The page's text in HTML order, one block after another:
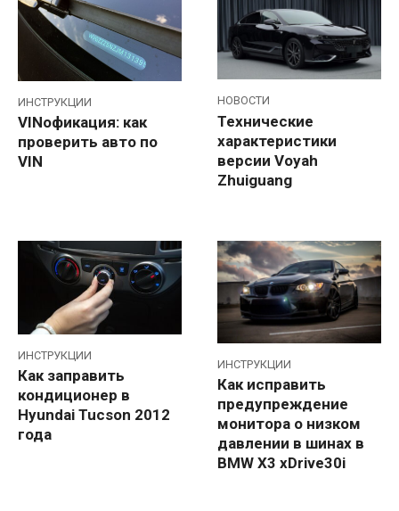
ИНСТРУКЦИИ
VINофикация: как
проверить авто по
VIN
НОВОСТИ
Технические
характеристики
версии Voyah
Zhuiguang
ИНСТРУКЦИИ
Как заправить
кондиционер в
Hyundai Tucson 2012
года
ИНСТРУКЦИИ
Как исправить
предупреждение
монитора о низком
давлении в шинах в
BMW X3 xDrive30i